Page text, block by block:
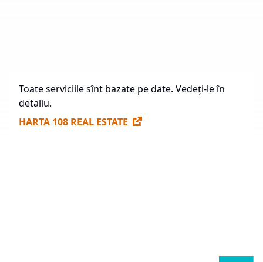
Toate serviciile sînt bazate pe date. Vedeți-le în
detaliu.
HARTA 108 REAL ESTATE